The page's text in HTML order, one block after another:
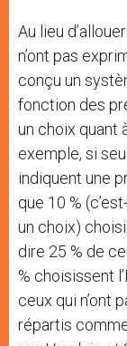
Au lieu
n’ont pas
conçu un
fonction des
un choix quant
exemple, si
indiquent une
que 10 %
un choix)
dire 25 % de
% choisissent
ceux qui n’ont
répartis